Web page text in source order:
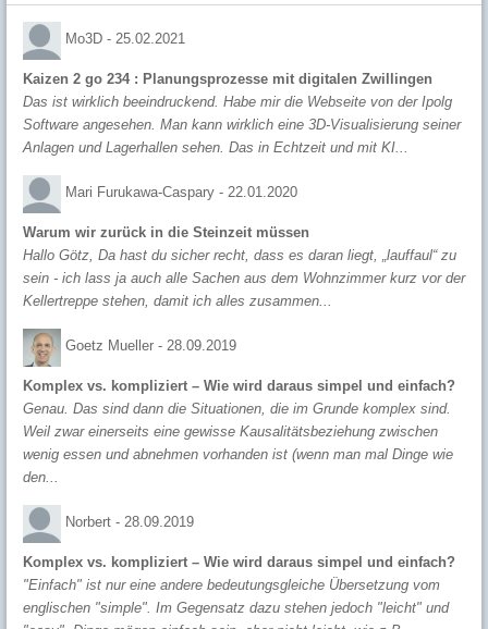
Mo3D - 25.02.2021
Kaizen 2 go 234 : Planungsprozesse mit digitalen Zwillingen
Das ist wirklich beeindruckend. Habe mir die Webseite von der Ipolg
Software angesehen. Man kann wirklich eine 3D-Visualisierung seiner
Anlagen und Lagerhallen sehen. Das in Echtzeit und mit KI...
Mari Furukawa-Caspary - 22.01.2020
Warum wir zurück in die Steinzeit müssen
Hallo Götz, Da hast du sicher recht, dass es daran liegt, „lauffaul“ zu
sein - ich lass ja auch alle Sachen aus dem Wohnzimmer kurz vor der
Kellertreppe stehen, damit ich alles zusammen...
Goetz Mueller - 28.09.2019
Komplex vs. kompliziert – Wie wird daraus simpel und einfach?
Genau. Das sind dann die Situationen, die im Grunde komplex sind.
Weil zwar einerseits eine gewisse Kausalitätsbeziehung zwischen
wenig essen und abnehmen vorhanden ist (wenn man mal Dinge wie
den...
Norbert - 28.09.2019
Komplex vs. kompliziert – Wie wird daraus simpel und einfach?
"Einfach" ist nur eine andere bedeutungsgleiche Übersetzung vom
englischen "simple". Im Gegensatz dazu stehen jedoch "leicht" und